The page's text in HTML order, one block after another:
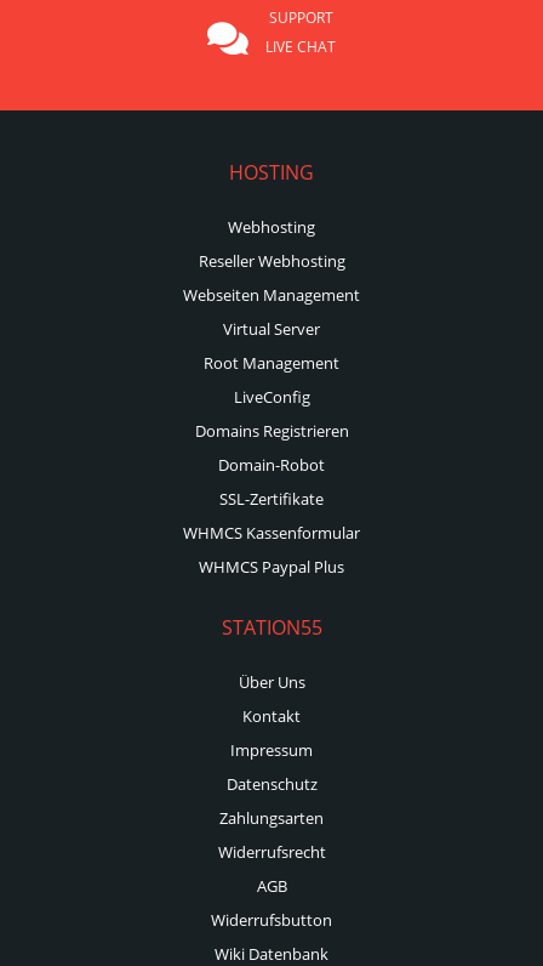
SUPPORT
LIVE CHAT
HOSTING
Webhosting
Reseller Webhosting
Webseiten Management
Virtual Server
Root Management
LiveConfig
Domains Registrieren
Domain-Robot
SSL-Zertifikate
WHMCS Kassenformular
WHMCS Paypal Plus
STATION55
Über Uns
Kontakt
Impressum
Datenschutz
Zahlungsarten
Widerrufsrecht
AGB
Widerrufsbutton
Wiki Datenbank